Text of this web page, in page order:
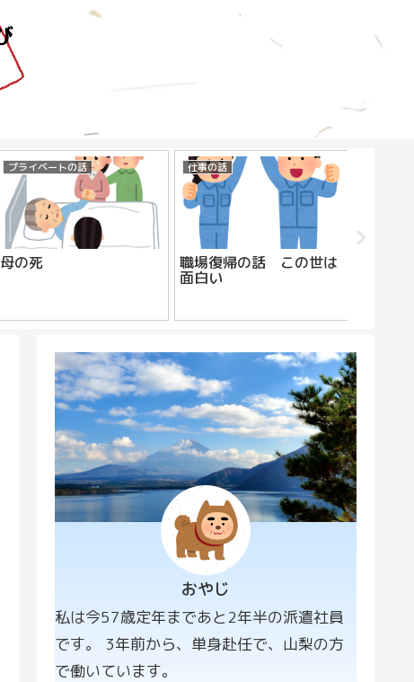
プライベートの話
母の死
仕事の話
職場復帰の話 この世は
面白い
プロフィー
ル画像
おやじ
私は今57歳定年まであと2年半の派遣社員
です。 3年前から、単身赴任で、山梨の方
で働いています。